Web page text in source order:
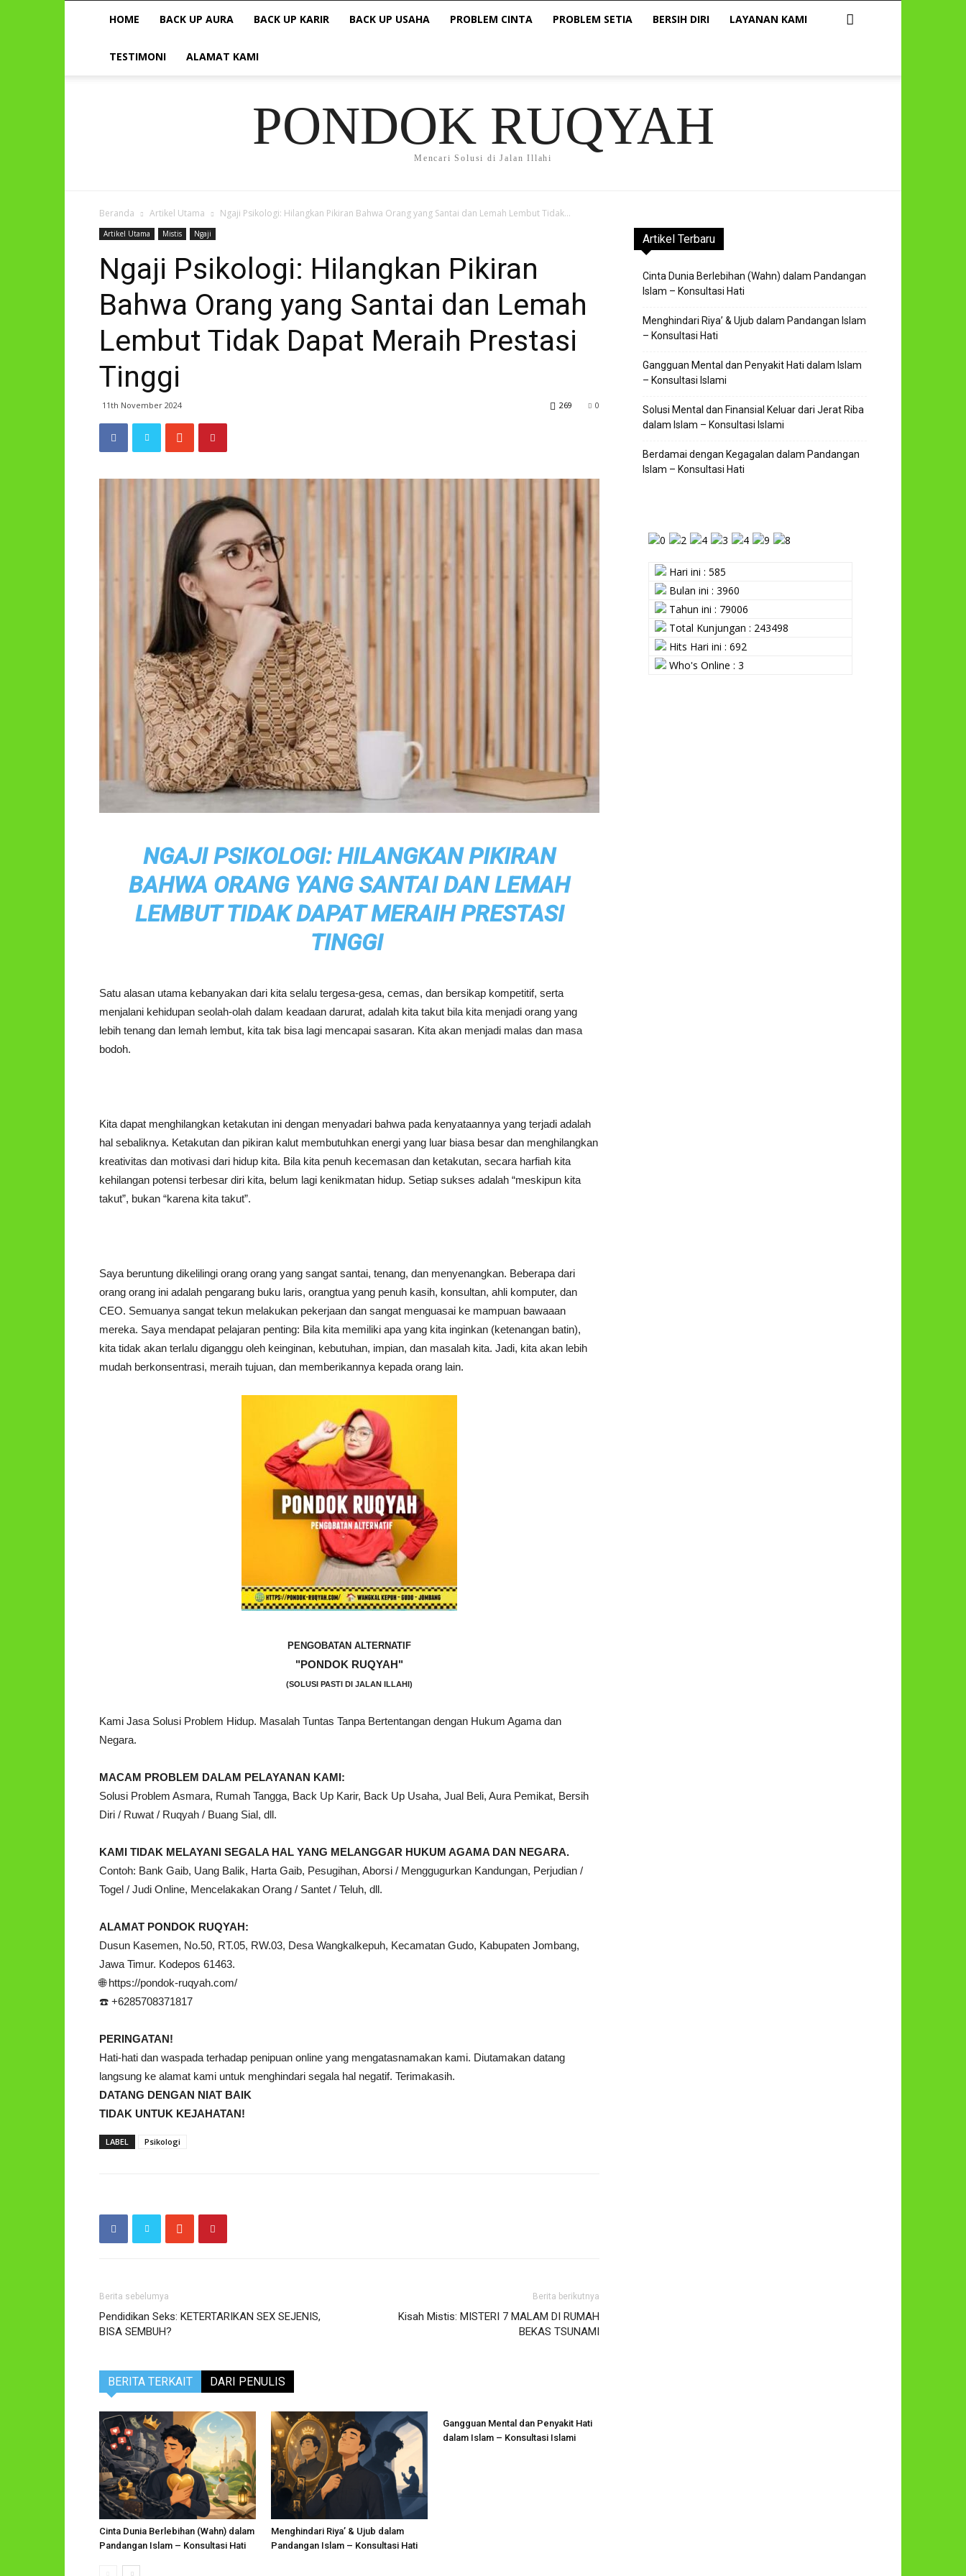
HOME BACK UP AURA BACK UP KARIR BACK UP USAHA PROBLEM CINTA PROBLEM SETIA BERSIH DIRI LAYANAN KAMI
TESTIMONI ALAMAT KAMI
PONDOK RUQYAH
Mencari Solusi di Jalan Illahi
Beranda Artikel Utama Ngaji Psikologi: Hilangkan Pikiran Bahwa Orang yang Santai dan Lemah Lembut Tidak...
Artikel Utama Mistis Ngaji
Ngaji Psikologi: Hilangkan Pikiran
Bahwa Orang yang Santai dan Lemah
Lembut Tidak Dapat Meraih Prestasi
Tinggi
11th November 2024 0
269
NGAJI PSIKOLOGI: HILANGKAN PIKIRAN
BAHWA ORANG YANG SANTAI DAN LEMAH
LEMBUT TIDAK DAPAT MERAIH PRESTASI
TINGGI
Satu alasan utama kebanyakan dari kita selalu tergesa-gesa, cemas, dan bersikap kompetitif, serta
menjalani kehidupan seolah-olah dalam keadaan darurat, adalah kita takut bila kita menjadi orang yang
lebih tenang dan lemah lembut, kita tak bisa lagi mencapai sasaran. Kita akan menjadi malas dan masa
bodoh.
Kita dapat menghilangkan ketakutan ini dengan menyadari bahwa pada kenyataannya yang terjadi adalah
hal sebaliknya. Ketakutan dan pikiran kalut membutuhkan energi yang luar biasa besar dan menghilangkan
kreativitas dan motivasi dari hidup kita. Bila kita penuh kecemasan dan ketakutan, secara harfiah kita
kehilangan potensi terbesar diri kita, belum lagi kenikmatan hidup. Setiap sukses adalah “meskipun kita
takut”, bukan “karena kita takut”.
Saya beruntung dikelilingi orang orang yang sangat santai, tenang, dan menyenangkan. Beberapa dari
orang orang ini adalah pengarang buku laris, orangtua yang penuh kasih, konsultan, ahli komputer, dan
CEO. Semuanya sangat tekun melakukan pekerjaan dan sangat menguasai ke mampuan bawaaan
mereka. Saya mendapat pelajaran penting: Bila kita memiliki apa yang kita inginkan (ketenangan batin),
kita tidak akan terlalu diganggu oleh keinginan, kebutuhan, impian, dan masalah kita. Jadi, kita akan lebih
mudah berkonsentrasi, meraih tujuan, dan memberikannya kepada orang lain.
PENGOBATAN ALTERNATIF
"PONDOK RUQYAH"
(SOLUSI PASTI DI JALAN ILLAHI)
Kami Jasa Solusi Problem Hidup. Masalah Tuntas Tanpa Bertentangan dengan Hukum Agama dan
Negara.
MACAM PROBLEM DALAM PELAYANAN KAMI:
Solusi Problem Asmara, Rumah Tangga, Back Up Karir, Back Up Usaha, Jual Beli, Aura Pemikat, Bersih
Diri / Ruwat / Ruqyah / Buang Sial, dll.
KAMI TIDAK MELAYANI SEGALA HAL YANG MELANGGAR HUKUM AGAMA DAN NEGARA.
Contoh: Bank Gaib, Uang Balik, Harta Gaib, Pesugihan, Aborsi / Menggugurkan Kandungan, Perjudian /
Togel / Judi Online, Mencelakakan Orang / Santet / Teluh, dll.
ALAMAT PONDOK RUQYAH:
Dusun Kasemen, No.50, RT.05, RW.03, Desa Wangkalkepuh, Kecamatan Gudo, Kabupaten Jombang,
Jawa Timur. Kodepos 61463.
🌐 https://pondok-ruqyah.com/
☎️ +6285708371817
PERINGATAN!
Hati-hati dan waspada terhadap penipuan online yang mengatasnamakan kami. Diutamakan datang
langsung ke alamat kami untuk menghindari segala hal negatif. Terimakasih.
DATANG DENGAN NIAT BAIK
TIDAK UNTUK KEJAHATAN!
LABEL Psikologi
Berita sebelumya
Pendidikan Seks: KETERTARIKAN SEX SEJENIS,
BISA SEMBUH?
Berita berikutnya
Kisah Mistis: MISTERI 7 MALAM DI RUMAH
BEKAS TSUNAMI
BERITA TERKAIT DARI PENULIS
Cinta Dunia Berlebihan (Wahn) dalam
Pandangan Islam – Konsultasi Hati
Menghindari Riya’ & Ujub dalam
Pandangan Islam – Konsultasi Hati
Gangguan Mental dan Penyakit Hati
dalam Islam – Konsultasi Islami
Artikel Terbaru
Cinta Dunia Berlebihan (Wahn) dalam Pandangan
Islam – Konsultasi Hati
Menghindari Riya’ & Ujub dalam Pandangan Islam
– Konsultasi Hati
Gangguan Mental dan Penyakit Hati dalam Islam
– Konsultasi Islami
Solusi Mental dan Finansial Keluar dari Jerat Riba
dalam Islam – Konsultasi Islami
Berdamai dengan Kegagalan dalam Pandangan
Islam – Konsultasi Hati
Hari ini : 585
Bulan ini : 3960
Tahun ini : 79006
Total Kunjungan : 243498
Hits Hari ini : 692
Who's Online : 3